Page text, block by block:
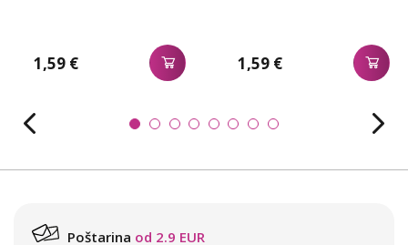
1,59 € 1,59 €
Poštarina od 2.9 EUR